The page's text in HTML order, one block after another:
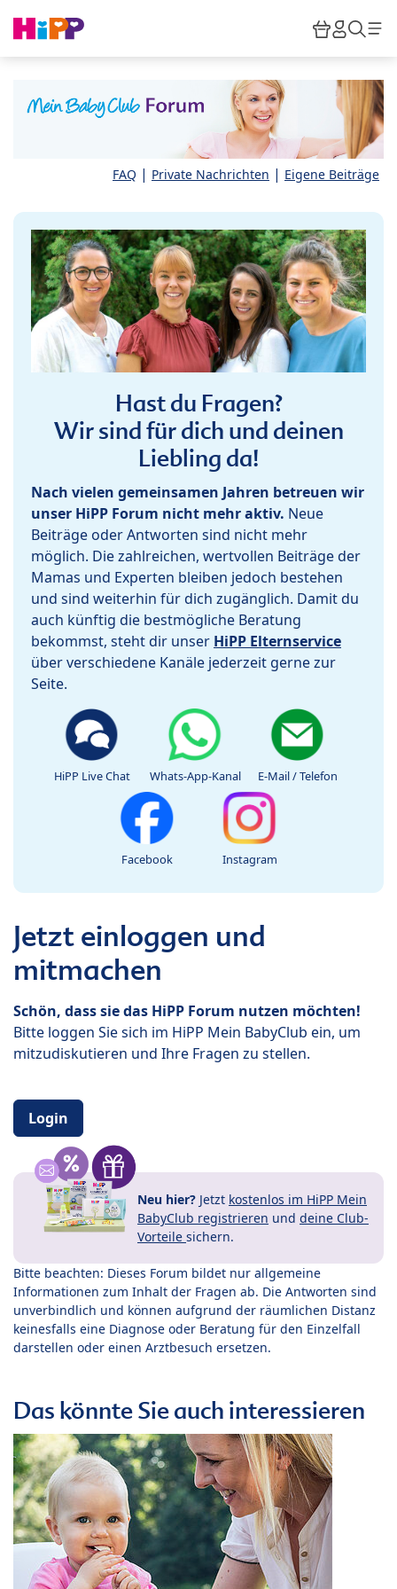
HiPP
FAQ | Private Nachrichten | Eigene Beiträge
Hast du Fragen?
Wir sind für dich und deinen
Liebling da!
Nach vielen gemeinsamen Jahren betreuen wir
unser HiPP Forum nicht mehr aktiv. Neue
Beiträge oder Antworten sind nicht mehr
möglich. Die zahlreichen, wertvollen Beiträge der
Mamas und Experten bleiben jedoch bestehen
und sind weiterhin für dich zugänglich. Damit du
auch künftig die bestmögliche Beratung
bekommst, steht dir unser HiPP Elternservice
über verschiedene Kanäle jederzeit gerne zur
Seite.
HiPP Live Chat Whats-App-Kanal E-Mail / Telefon
Facebook Instagram
Jetzt einloggen und
mitmachen
Schön, dass sie das HiPP Forum nutzen möchten!
Bitte loggen Sie sich im HiPP Mein BabyClub ein, um
mitzudiskutieren und Ihre Fragen zu stellen.
Login
Neu hier? Jetzt kostenlos im HiPP Mein
BabyClub registrieren und deine Club-
Vorteile sichern.
Bitte beachten: Dieses Forum bildet nur allgemeine
Informationen zum Inhalt der Fragen ab. Die Antworten sind
unverbindlich und können aufgrund der räumlichen Distanz
keinesfalls eine Diagnose oder Beratung für den Einzelfall
darstellen oder einen Arztbesuch ersetzen.
Das könnte Sie auch interessieren